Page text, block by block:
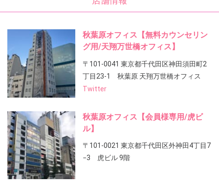
秋葉原オフィス【無料カウンセリン
グ用/天翔万世橋オフィス】
〒101-0041 東京都千代田区神田須田町2
丁目23-1 秋葉原 天翔万世橋オフィス
Twitter
秋葉原オフィス【会員様専用/虎ビ
ル】
〒101-0021 東京都千代田区外神田4丁目7
−3 虎ビル 9階